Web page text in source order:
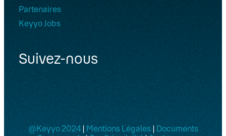
Partenaires
Keyyo Jobs
Suivez-nous
@Keyyo 2024| Mentions Légales|Documents